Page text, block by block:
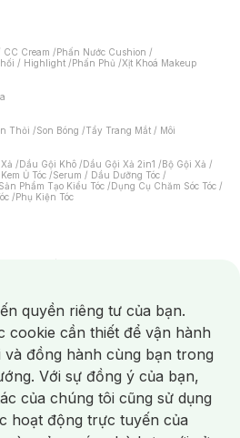
CC Cream /Phấn Nước Cushion /
/ Highlight /Phấn Phủ /Xịt Khoá Makeup
Thỏi /Son Bóng /Tẩy Trang Mắt / Môi
/Dầu Gội Khô /Dầu Gội Xả 2in1 /Bộ Gội Xả /
Ủ Tóc /Serum / Dầu Dưỡng Tóc /
Sản Phẩm Tạo Kiểu Tóc /Dụng Cụ Chăm Sóc Tóc /
/Phụ Kiện Tóc
/Mặt Nạ Xông Hơi /Nước Rửa Tay/
Đánh Răng /Bàn Chải Điện/
/Máy Tăm Nước/ Nước Súc Miệng/
/ Dung Dịch Vệ Sinh/Dưỡng Vùng Kín/
Sinh/Tampon/Bọt Cạo Râu /Dao Cạo Râu/
/ Mất Nước/ Da Lão Hóa/ Da Mụn/
Thâm / Nám / Tàn Nhang
Da Cơ Địa
quyền riêng tư của bạn.
cookie cần thiết để vận hành
và đồng hành cùng bạn trong
Với sự đồng ý của bạn,
của chúng tôi cũng sử dụng
hoạt động trực tuyến của